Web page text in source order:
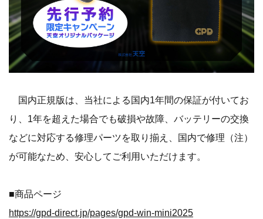
国内正規版は、当社による国内1年間の保証が付いてお
り、1年を超えた場合でも破損や故障、バッテリーの交換
などに対応する修理パーツを取り揃え、国内で修理（注）
が可能なため、安心してご利用いただけます。
■商品ページ
https://gpd-direct.jp/pages/gpd-win-mini2025